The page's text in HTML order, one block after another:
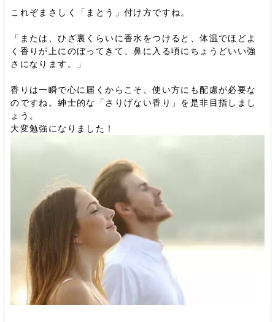
これぞまさしく「まとう」付け方ですね。
「または、ひざ裏くらいに香水をつけると、体温でほどよ
く香りが上にのぼってきて、鼻に入る頃にちょうどいい強
さになります。」
香りは一瞬で心に届くからこそ、使い方にも配慮が必要な
のですね。紳士的な「さりげない香り」を是非目指しまし
ょう。
大変勉強になりました！